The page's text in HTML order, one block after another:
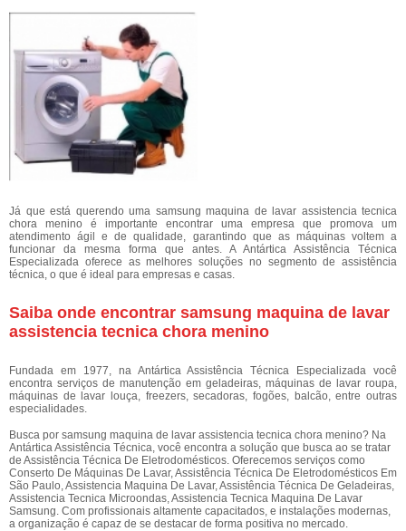
Já que está querendo uma samsung maquina de lavar assistencia tecnica
chora menino é importante encontrar uma empresa que promova um
atendimento ágil e de qualidade, garantindo que as máquinas voltem a
funcionar da mesma forma que antes. A Antártica Assistência Técnica
Especializada oferece as melhores soluções no segmento de assistência
técnica, o que é ideal para empresas e casas.
Saiba onde encontrar samsung maquina de lavar
assistencia tecnica chora menino
Fundada em 1977, na Antártica Assistência Técnica Especializada você
encontra serviços de manutenção em geladeiras, máquinas de lavar roupa,
máquinas de lavar louça, freezers, secadoras, fogões, balcão, entre outras
especialidades.
Busca por samsung maquina de lavar assistencia tecnica chora menino? Na
Antártica Assistência Técnica, você encontra a solução que busca ao se tratar
de Assistência Técnica De Eletrodomésticos. Oferecemos serviços como
Conserto De Máquinas De Lavar, Assistência Técnica De Eletrodomésticos Em
São Paulo, Assistencia Maquina De Lavar, Assistência Técnica De Geladeiras,
Assistencia Tecnica Microondas, Assistencia Tecnica Maquina De Lavar
Samsung. Com profissionais altamente capacitados, e instalações modernas,
a organização é capaz de se destacar de forma positiva no mercado.